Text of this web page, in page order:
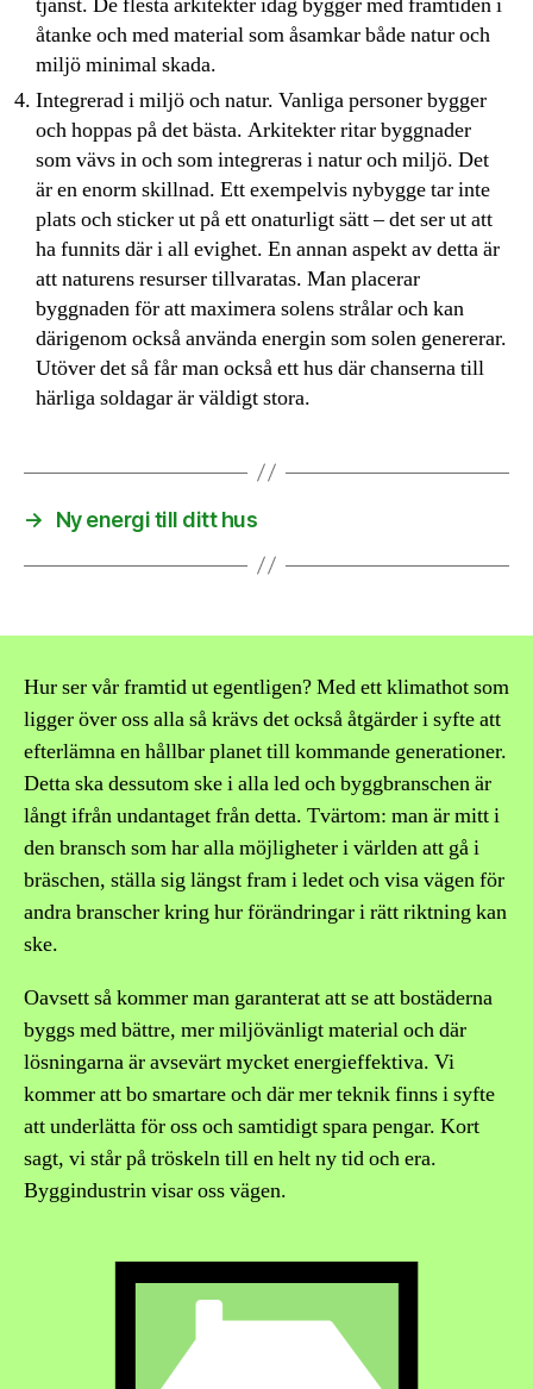
åtanke och med material som åsamkar både natur och
miljö minimal skada.
Integrerad i miljö och natur. Vanliga personer bygger
och hoppas på det bästa. Arkitekter ritar byggnader
som vävs in och som integreras i natur och miljö. Det
är en enorm skillnad. Ett exempelvis nybygge tar inte
plats och sticker ut på ett onaturligt sätt – det ser ut att
ha funnits där i all evighet. En annan aspekt av detta är
att naturens resurser tillvaratas. Man placerar
byggnaden för att maximera solens strålar och kan
därigenom också använda energin som solen genererar.
Utöver det så får man också ett hus där chanserna till
härliga soldagar är väldigt stora.
→ Ny energi till ditt hus
Hur ser vår framtid ut egentligen? Med ett klimathot som
ligger över oss alla så krävs det också åtgärder i syfte att
efterlämna en hållbar planet till kommande generationer.
Detta ska dessutom ske i alla led och byggbranschen är
långt ifrån undantaget från detta. Tvärtom: man är mitt i
den bransch som har alla möjligheter i världen att gå i
bräschen, ställa sig längst fram i ledet och visa vägen för
andra branscher kring hur förändringar i rätt riktning kan
ske.
Oavsett så kommer man garanterat att se att bostäderna
byggs med bättre, mer miljövänligt material och där
lösningarna är avsevärt mycket energieffektiva. Vi
kommer att bo smartare och där mer teknik finns i syfte
att underlätta för oss och samtidigt spara pengar. Kort
sagt, vi står på tröskeln till en helt ny tid och era.
Byggindustrin visar oss vägen.